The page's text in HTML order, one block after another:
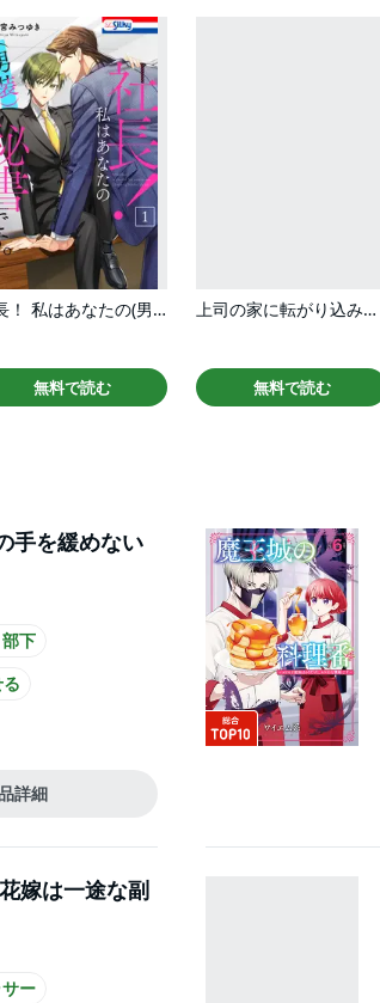
社長！ 私はあなたの(男装)秘書です。
無料で読む
上司の家に転がり込みまして。
無料で読む
手を緩めない
下
詳細
嫁は一途な副
ー